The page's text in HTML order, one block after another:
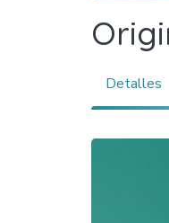
Detalles